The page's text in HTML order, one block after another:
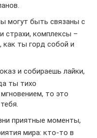
могут быть связаны с
страхи, комплексы –
как ты горд собой и
и собираешь лайки,
ты тихо
то это
приятные моменты,
мира: кто-то в